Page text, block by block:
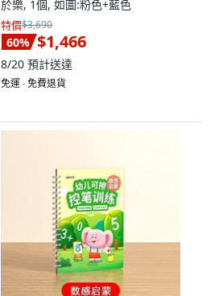
於樂, 1個, 如圖:粉色+藍色
特價$3,690
60% $1,466
8/20 預計送達
免運 ∙ 免費退貨